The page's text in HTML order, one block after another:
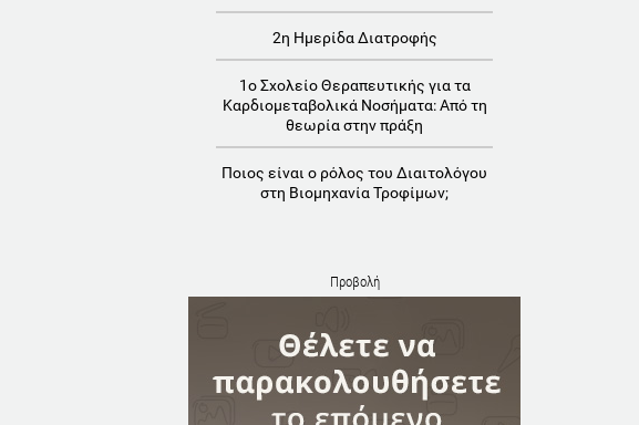
2η Ημερίδα Διατροφής
1o Σχολείο Θεραπευτικής για τα
Καρδιομεταβολικά Νοσήματα: Aπό τη
θεωρία στην πράξη
Ποιος είναι ο ρόλος του Διαιτολόγου
στη Βιομηχανία Τροφίμων;
Προβολή